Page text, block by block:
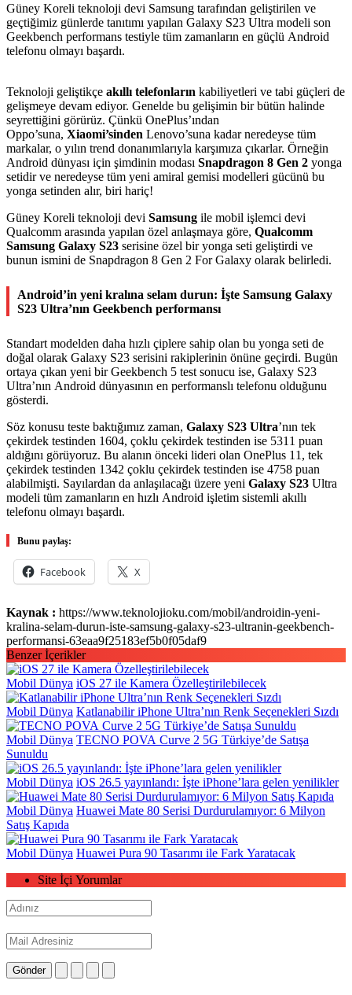
Güney Koreli teknoloji devi Samsung tarafından geliştirilen ve
geçtiğimiz günlerde tanıtımı yapılan Galaxy S23 Ultra modeli son
Geekbench performans testiyle tüm zamanların en güçlü Android
telefonu olmayı başardı.
Teknoloji geliştikçe akıllı telefonların kabiliyetleri ve tabi güçleri de
gelişmeye devam ediyor. Genelde bu gelişimin bir bütün halinde
seyrettiğini görürüz. Çünkü OnePlus’ından
Oppo’suna, Xiaomi’sinden Lenovo’suna kadar neredeyse tüm
markalar, o yılın trend donanımlarıyla karşımıza çıkarlar. Örneğin
Android dünyası için şimdinin modası Snapdragon 8 Gen 2 yonga
setidir ve neredeyse tüm yeni amiral gemisi modelleri gücünü bu
yonga setinden alır, biri hariç!
Güney Koreli teknoloji devi Samsung ile mobil işlemci devi
Qualcomm arasında yapılan özel anlaşmaya göre, Qualcomm
Samsung Galaxy S23 serisine özel bir yonga seti geliştirdi ve
bunun ismini de Snapdragon 8 Gen 2 For Galaxy olarak belirledi.
Android’in yeni kralına selam durun: İşte Samsung Galaxy
S23 Ultra’nın Geekbench performansı
Standart modelden daha hızlı çiplere sahip olan bu yonga seti de
doğal olarak Galaxy S23 serisini rakiplerinin önüne geçirdi. Bugün
ortaya çıkan yeni bir Geekbench 5 test sonucu ise, Galaxy S23
Ultra’nın Android dünyasının en performanslı telefonu olduğunu
gösterdi.
Söz konusu teste baktığımız zaman, Galaxy S23 Ultra’nın tek
çekirdek testinden 1604, çoklu çekirdek testinden ise 5311 puan
aldığını görüyoruz. Bu alanın önceki lideri olan OnePlus 11, tek
çekirdek testinden 1342 çoklu çekirdek testinden ise 4758 puan
alabilmişti. Sayılardan da anlaşılacağı üzere yeni Galaxy S23 Ultra
modeli tüm zamanların en hızlı Android işletim sistemli akıllı
telefonu olmayı başardı.
Bunu paylaş:
Facebook X
Kaynak : https://www.teknolojioku.com/mobil/androidin-yeni-
kralina-selam-durun-iste-samsung-galaxy-s23-ultranin-geekbench-
performansi-63eaa9f25183ef5b0f05daf9
Benzer İçerikler
Mobil Dünya iOS 27 ile Kamera Özelleştirilebilecek
Mobil Dünya Katlanabilir iPhone Ultra’nın Renk Seçenekleri Sızdı
Mobil Dünya TECNO POVA Curve 2 5G Türkiye’de Satışa
Sunuldu
Mobil Dünya iOS 26.5 yayınlandı: İşte iPhone’lara gelen yenilikler
Mobil Dünya Huawei Mate 80 Serisi Durdurulamıyor: 6 Milyon
Satış Kapıda
Mobil Dünya Huawei Pura 90 Tasarımı ile Fark Yaratacak
Site İçi Yorumlar
Gönder